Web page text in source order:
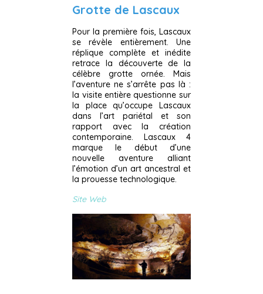
Grotte de Lascaux
Pour la première fois, Lascaux
se révèle entièrement. Une
réplique complète et inédite
retrace la découverte de la
célèbre grotte ornée. Mais
l’aventure ne s’arrête pas là :
la visite entière questionne sur
la place qu’occupe Lascaux
dans l’art pariétal et son
rapport avec la création
contemporaine. Lascaux 4
marque le début d’une
nouvelle aventure alliant
l’émotion d’un art ancestral et
la prouesse technologique.
Site Web